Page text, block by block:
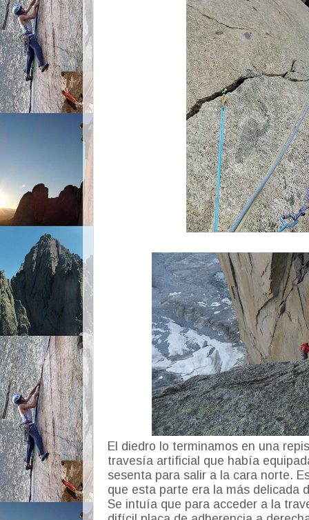
El diedro lo terminamos en una
travesía artificial que había
sesenta para salir a la cara norte.
que esta parte era la más delicada
Se intuía que para acceder a la